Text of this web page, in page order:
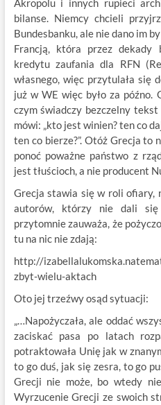
Akropolu i innych rupieci
bilanse. Niemcy chcieli
Bundesbanku, ale nie dano im
Francją, która przez dekady
kredytu zaufania dla RFN
własnego, więc przytulała się
już w WE więc było za późno.
czym świadczy bezczelny
mówi: „kto jest winien? ten co
ten co bierze?”. Otóż Grecja to
ponoć poważne państwo z
jest tłuścioch, a nie producent
Grecja stawia się w roli ofiary,
autorów, którzy nie dali się
przytomnie zauważa, że
tu na nic nie zdają:
http://
zbyt-wielu-aktach
Oto jej trzeźwy osąd sytuacji:
„…Napożyczała, ale oddać
zaciskać pasa po latach
potraktowała Unię jak w
to go duś, jak się zesra, to go
Grecji nie może, bo wtedy
Wyrzucenie Grecji ze swoich